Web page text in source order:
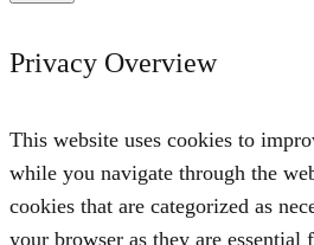
Privacy Overview
This website uses cookies to
while you navigate through the
cookies that are categorized as
your browser as they are